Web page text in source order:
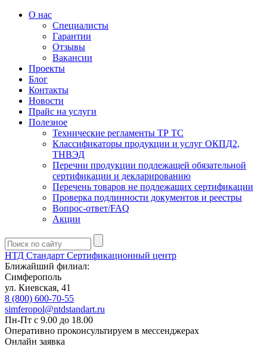
О нас
Специалисты
Гарантии
Отзывы
Вакансии
Проекты
Блог
Контакты
Новости
Прайс на услуги
Полезное
Технические регламенты ТР ТС
Классификаторы продукции и услуг ОКПД2,
ТНВЭД
Перечни продукции подлежащей обязательной
сертификации и декларированию
Перечень товаров не подлежащих сертификации
Проверка подлинности документов и реестры
Вопрос-ответ/FAQ
Акции
НТД Стандарт Сертификационный центр
Ближайший филиал:
Симферополь
ул. Киевская, 41
8 (800) 600-70-55
simferopol@ntdstandart.ru
Пн-Пт с 9.00 до 18.00
Оперативно проконсультируем в мессенджерах
Онлайн заявка